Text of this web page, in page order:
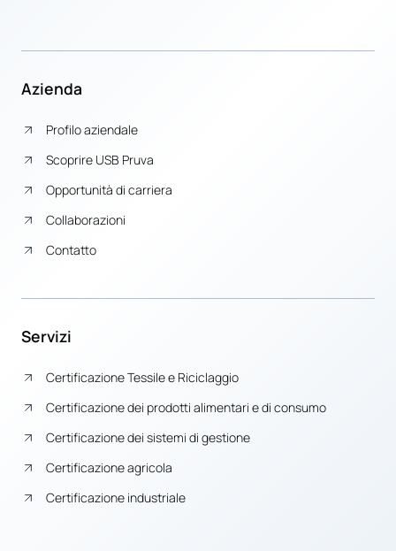
Azienda
Profilo aziendale
Scoprire USB Pruva
Opportunità di carriera
Collaborazioni
Contatto
Servizi
Certificazione Tessile e Riciclaggio
Certificazione dei prodotti alimentari e di consumo
Certificazione dei sistemi di gestione
Certificazione agricola
Certificazione industriale